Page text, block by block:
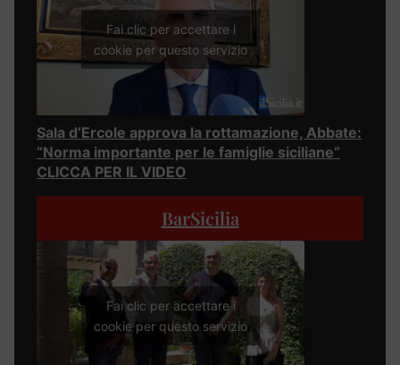
Fai clic per accettare i
cookie per questo servizio
Sala d’Ercole approva la rottamazione, Abbate:
“Norma importante per le famiglie siciliane”
CLICCA PER IL VIDEO
BarSicilia
Fai clic per accettare i
cookie per questo servizio